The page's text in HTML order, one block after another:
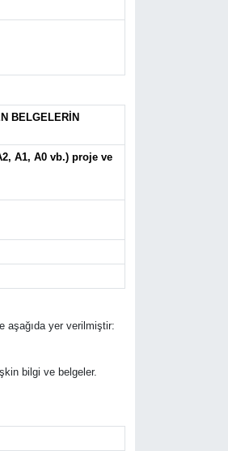
BELGELERİN
A1, A0 vb.) proje ve
aşağıda yer verilmiştir:
bilgi ve belgeler.